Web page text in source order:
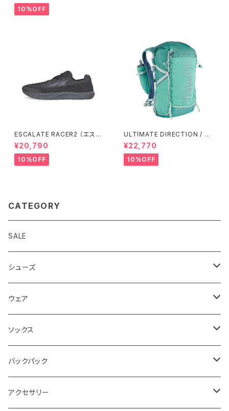
10%OFF
ESCALATE RACER2 （エスカ
ランテ レーサー２）ウィメンズ Bl
ack/Black
¥20,790
10%OFF
ULTIMATE DIRECTION / ア
ルティメット ディレクション Fas
tpackher 20 Women'S / Em
erald 2.0
¥22,770
10%OFF
CATEGORY
SALE
シューズ
ロード
メンズ
レディス
トレイル
メンズ
レディス
キッズ
ジム トレーニング
ウェア
Teton Bros.
Static
Milestone
ソックス
Milestone
Drymax
バックパック
Ultimate Direction
アクセサリー